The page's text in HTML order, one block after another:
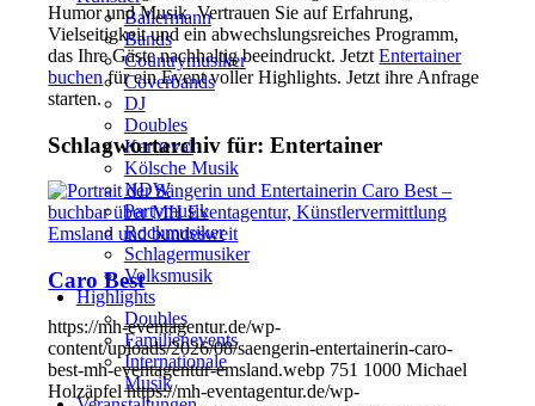
Ballermann
Bands
Countrymusiker
Coverbands
DJ
Doubles
Karneval
Kölsche Musik
NDW
Partymusik
Rockmusiker
Schlagermusiker
Volksmusik
Highlights
Doubles
Familienevents
Internationale
Musik
Humor und Musik. Vertrauen Sie auf Erfahrung,
Vielseitigkeit und ein abwechslungsreiches Programm,
das Ihre Gäste nachhaltig beeindruckt. JetztEntertainer
buchenfür ein Event voller Highlights. Jetzt ihre Anfrage
starten.
Schlagwortarchiv für:Entertainer
Caro Best
https://mh-eventagentur.de/wp-
content/uploads/2026/08/saengerin-entertainerin-caro-
best-mh-eventagentur-emsland.webp 751 1000 Michael
Holzäpfel https://mh-eventagentur.de/wp-